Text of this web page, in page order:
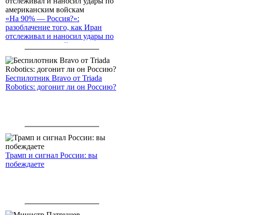
«На 90% — Россия?»:
разоблачение того, как Иран
отслеживал и наносил удары по
американским войскам
Беспилотник Bravo от Triada
Robotics: догонит ли он Россию?
Трамп и сигнал России: вы
побеждаете